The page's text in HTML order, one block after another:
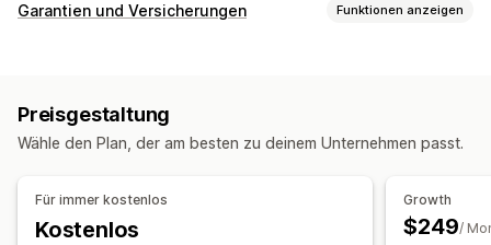
Garantien und Versicherungen Funktionen anzeigen
Beschädigte Pakete
Feste Preisgestaltung
Dynamische Preise
Preisgestaltung
Wähle den Plan, der am besten zu deinem Unternehmen passt.
Für immer kostenlos
Kostenlos
Growth
$249/